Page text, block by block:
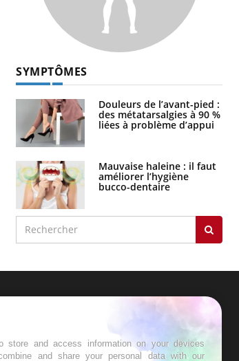
la nuit ?
SYMPTÔMES
Douleurs de l’avant-pied :
des métatarsalgies à 90 %
liées à problème d’appui
Mauvaise haleine : il faut
améliorer l’hygiène
bucco-dentaire
les meilleures
store and access information on your devices
and share your personal data with our